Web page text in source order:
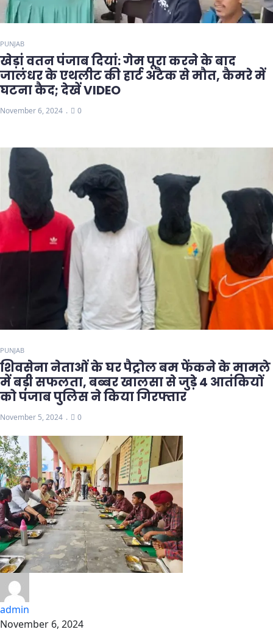
PUNJAB
खेड़ां वतन पंजाब दियां: गेम पूरा करने के बाद
जालंधर के एथलीट की हार्ट अटैक से मौत, कैमरे में
घटना कैद; देखें VIDEO
November 6, 2024 0
PUNJAB
शिवसेना नेताओं के घर पैट्रोल बम फेंकने के मामले
में बड़ी सफलता, बब्बर खालसा से जुड़े 4 आतंकियों
को पंजाब पुलिस ने किया गिरफ्तार
November 5, 2024 0
admin
November 6, 2024